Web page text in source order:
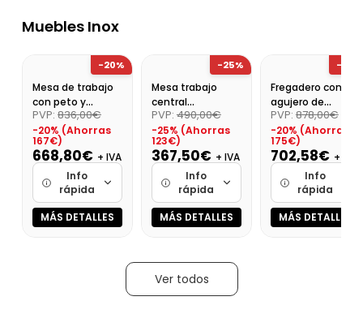
Muebles Inox
-20%
Mesa de trabajo
con peto y
estante 200x60
(BSW-2006)
PVP: 836,00€
-20% (Ahorras
167€)
668,80€ + IVA
Info
rápida
Marca
MÁS DETALLES
-25%
Mesa trabajo
central
c/estante
desmontado
Dim:1200X600X85
0
PVP: 490,00€
-25% (Ahorras
123€)
367,50€ + IVA
Info
rápida
Marca
Medidas
Cargando…
MÁS DETALLES
-20%
Fregadero con
agujero de
desbroce y hueco
lavavajillas F.600
1400 derecha
PVP: 878,00€
-20% (Ahorras
175€)
702,58€ + IVA
Info
rápida
Marca
MÁS DETALLES
Ver todos